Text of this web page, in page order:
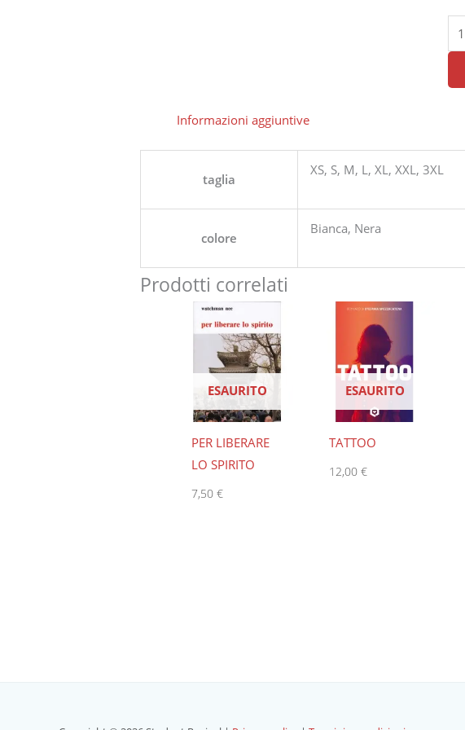
Informazioni aggiuntive
taglia
XS, S, M, L, XL, XXL, 3XL
colore
Bianca, Nera
Prodotti correlati
ESAURITO
PER LIBERARE
LO SPIRITO
7,50€
ESAURITO
TATTOO
12,00 €